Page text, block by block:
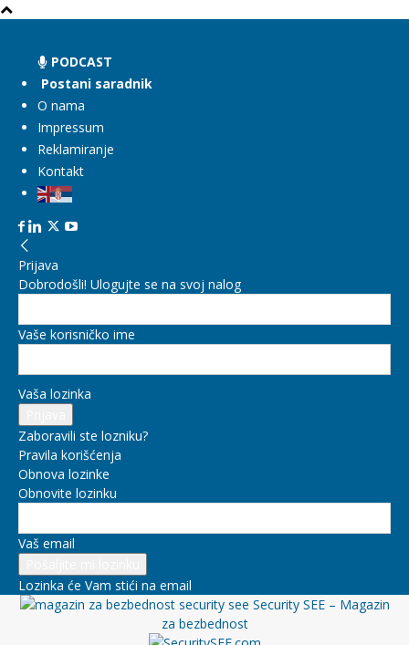
PODCAST
Postani saradnik
O nama
Impressum
Reklamiranje
Kontakt
Prijava
Dobrodošli! Ulogujte se na svoj nalog
Vaše korisničko ime
Vaša lozinka
Zaboravili ste lozniku?
Pravila korišćenja
Obnova lozinke
Obnovite lozinku
Vaš email
Lozinka će Vam stići na email
Security SEE – Magazin
za bezbednost